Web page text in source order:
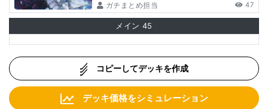
ガチまとめ担当 47
メイン 45
コピーしてデッキを作成
デッキ価格をシミュレーション